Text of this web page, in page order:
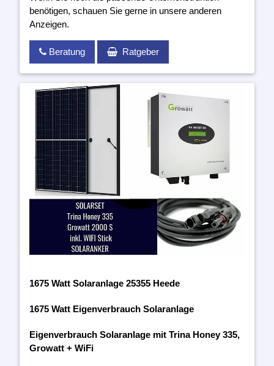
benötigen, schauen Sie gerne in unsere anderen
Anzeigen.
Beratung Ratgeber
1675 Watt Solaranlage 25355 Heede
1675 Watt Eigenverbrauch Solaranlage
Eigenverbrauch Solaranlage mit Trina Honey 335,
Growatt + WiFi